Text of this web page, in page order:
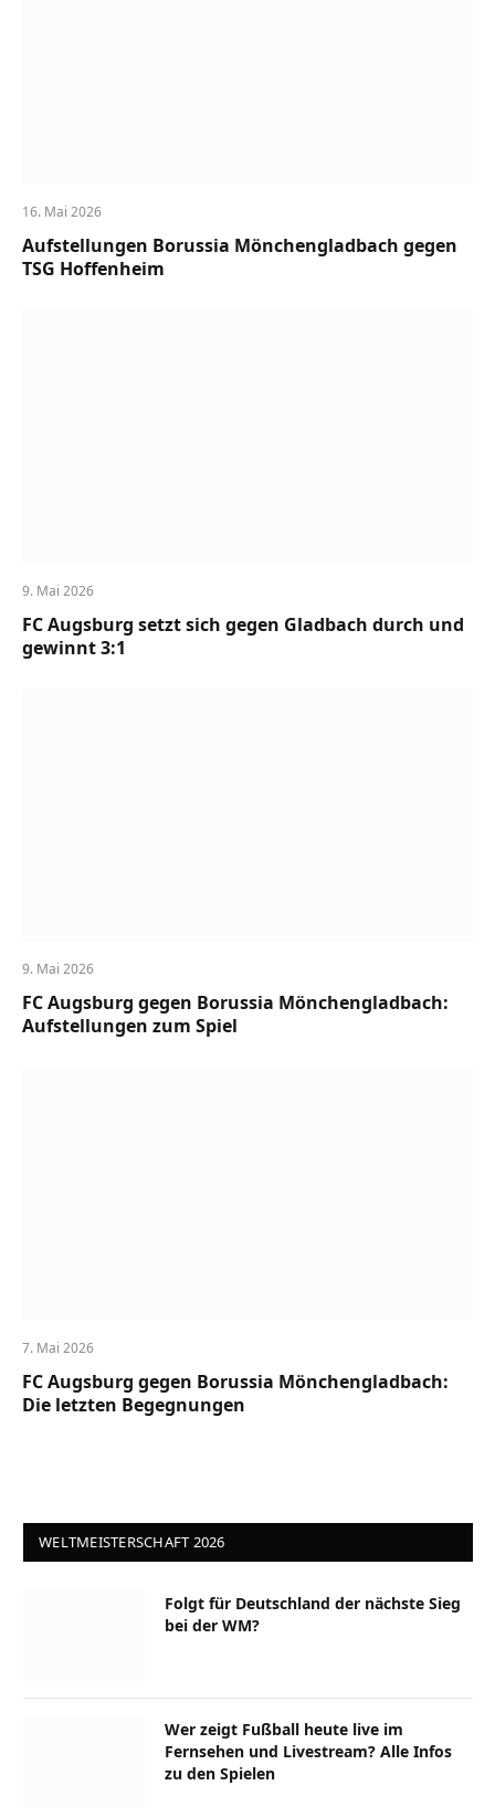
16. Mai 2026
Aufstellungen Borussia Mönchengladbach gegen
TSG Hoffenheim
9. Mai 2026
FC Augsburg setzt sich gegen Gladbach durch und
gewinnt 3:1
9. Mai 2026
FC Augsburg gegen Borussia Mönchengladbach:
Aufstellungen zum Spiel
7. Mai 2026
FC Augsburg gegen Borussia Mönchengladbach:
Die letzten Begegnungen
WELTMEISTERSCHAFT 2026
Folgt für Deutschland der nächste Sieg
bei der WM?
Wer zeigt Fußball heute live im
Fernsehen und Livestream? Alle Infos
zu den Spielen